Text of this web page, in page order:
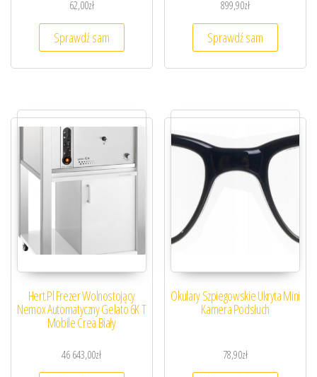
62,00zł
Sprawdź sam
899,90zł
Sprawdź sam
Hert.Pl Frezer Wolnostojący
Nemox Automatyczny Gelato 6K T
Mobile Crea Biały
46 643,00zł
Okulary Szpiegowskie Ukryta Mini
Kamera Podsłuch
78,90zł